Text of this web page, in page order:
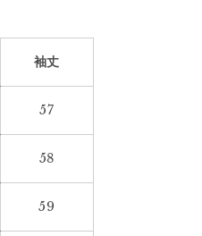
袖丈
57
58
59